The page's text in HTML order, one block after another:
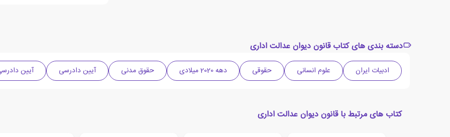
دسته بندی های کتاب قانون دیوان عدالت اداری
ادبیات ایران علوم انسانی حقوقی دهه 2020 میلادی حقوق مدنی آیین دادرسی آیین
کتاب های مرتبط با قانون دیوان عدالت اداری